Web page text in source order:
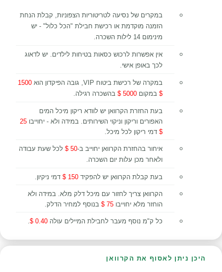
במקרים של נסיעה לטריטוריות הצפוניות, קבלת הנחת
הזמנה מוקדמת או רכישת חבילת "הכל כלול" - יש
מינימום 14 לילות השכרה.
אין אפשרות לרכוש כסאות בטיחות לילדים. יש לדאוג
לכך באופן אישי.
במקרה של רכישת ביטוח VIP, גובה הפיקדון הוא
1500
$ במקום 5000 $ בהשכרה רגילה.
בעת החזרת הקרוואן יש לוודא ריקון מיכל המים
האפורים וריקון וניקוי השירותים. במידה ולא - יחוייבו 25
$ דמי ריקון לכל מיכל.
איחור בהחזרת הקרוואן יחוייב ב-50 $
לכל שעת עבודה
ולאחר מכן עלות יום השכרה.
בעת קבלת הקרוואן יש להפקיד 150 $ דמי ניקיון.
הקרוואן צריך לחזור עם מיכל דלק מלא. במידה ולא
הוחזר מלא יחוייבו 75 $ בנוסף למחיר הדלק.
כל ק"מ נוסף מעבר לחבילת המיילים עולה 0.40 $
.
היכן ניתן לאסוף את הקרוואן